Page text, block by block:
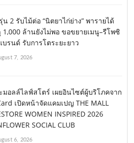
น 2 รับไม้ต่อ “นิตยาไก่ย่าง” พารายได้
1,000 ล้านยังไม่พอ ขอขยายเมนู–รีโพซิ
รนด์ รับการโตระยะยาว
7, 2026
มอลล์ไลฟ์สโตร์ เผยอินไซต์ผู้บริโภคจาก
เปิดหน้าจัดแคมเปญ THE MALL
WOMEN INSPIRED 2026
SOCIAL CLUB
6, 2026